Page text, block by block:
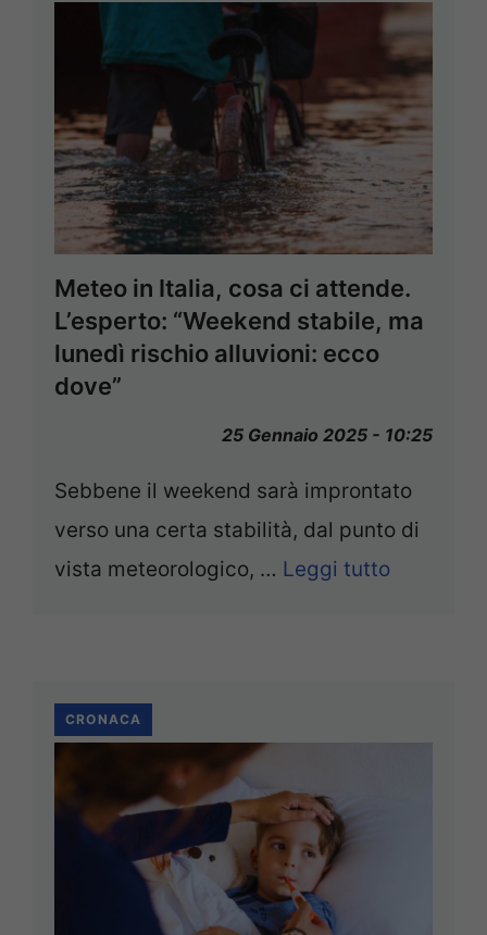
Meteo in Italia, cosa ci attende.
L’esperto: “Weekend stabile, ma
lunedì rischio alluvioni: ecco
dove”
25 Gennaio 2025 - 10:25
Sebbene il weekend sarà improntato
verso una certa stabilità, dal punto di
vista meteorologico, … Leggi tutto
CRONACA